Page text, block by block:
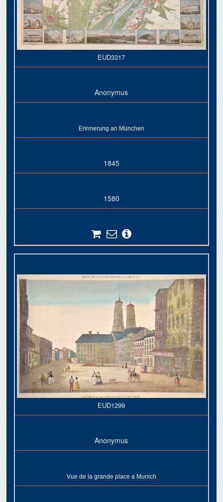
EUD3317
Anonymus
Erinnerung an München
1845
1580
EUD1299
Anonymus
Vue de la grande place a Munich